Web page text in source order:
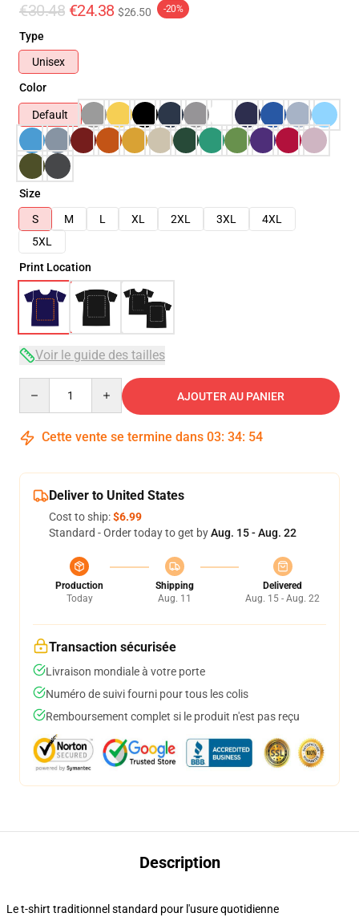
€30.48 €24.38 $26.50 -20%
Type
Unisex
Color
Default
Size
S
M L XL 2XL 3XL
4XL
5XL
Print Location
Voir le guide des tailles
AJOUTER AU PANIER
Cette vente se termine dans 03: 34: 53
Deliver to United States
Cost to ship:$6.99
Standard - Order today to get byAug. 15 - Aug. 22
Production
Today
Shipping
Aug. 11
Delivered
Aug. 15 - Aug. 22
Transaction sécurisée
Livraison mondiale à votre porte
Numéro de suivi fourni pour tous les colis
Remboursement complet si le produit n'est pas reçu
Description
Le t-shirt traditionnel standard pour l'usure quotidienne